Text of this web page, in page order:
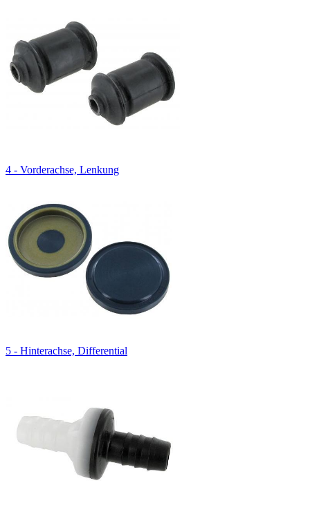
4 - Vorderachse, Lenkung
5 - Hinterachse, Differential